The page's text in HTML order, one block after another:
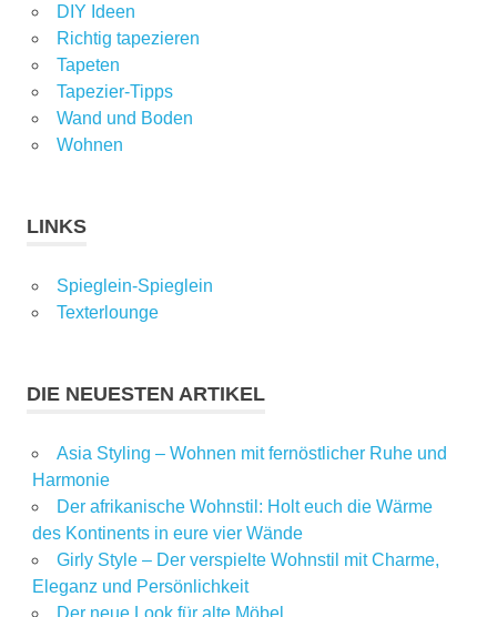
DIY Ideen
Richtig tapezieren
Tapeten
Tapezier-Tipps
Wand und Boden
Wohnen
LINKS
Spieglein-Spieglein
Texterlounge
DIE NEUESTEN ARTIKEL
Asia Styling – Wohnen mit fernöstlicher Ruhe und
Harmonie
Der afrikanische Wohnstil: Holt euch die Wärme
des Kontinents in eure vier Wände
Girly Style – Der verspielte Wohnstil mit Charme,
Eleganz und Persönlichkeit
Der neue Look für alte Möbel